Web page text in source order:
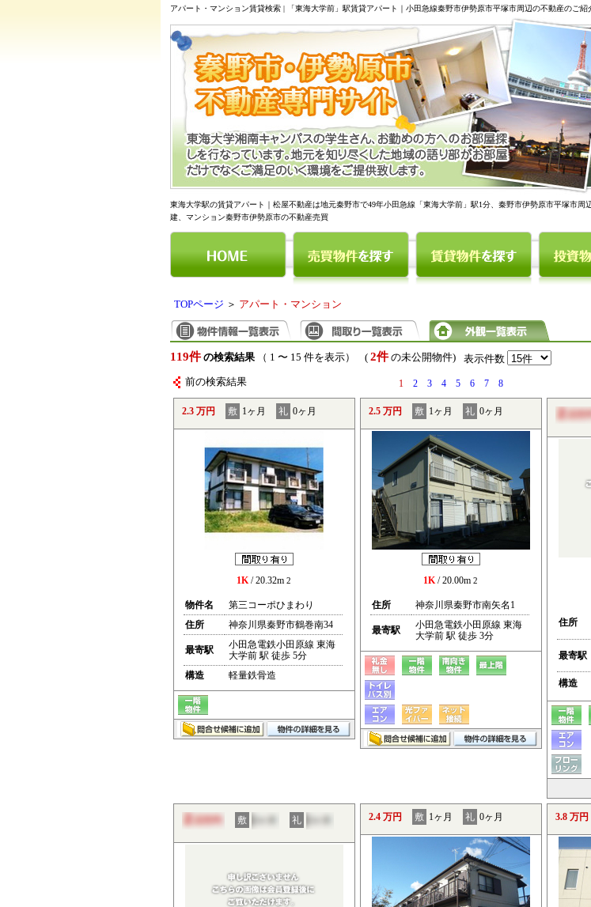
アパート・マンション賃貸検索 | 「東海大学前」駅賃貸アパート｜小田急線秦野市伊勢原市平塚市周辺の不動産のご紹
東海大学駅の賃貸アパート｜松屋不動産は地元秦野市で49年小田急線「東海大学前」駅1分、秦野市伊勢原市平塚市
建、マンション秦野市伊勢原市の不動産売買
TOPページ ＞ アパート・マンション
119件 の検索結果（ 1 〜 15 件を表示） ( 2件の未公開物件) 表示件数
前の検索結果 1 2 3 4 5 6 7 8
2.3 万円 敷 1ヶ月 礼 0ヶ月
1K/ 20.32m 2
物件名
第三コーポひまわり
住所
神奈川県秦野市鶴巻南34
最寄駅
小田急電鉄小田原線 東海
大学前 駅 徒歩 5分
構造
軽量鉄骨造
2.5 万円 敷 1ヶ月 礼 0ヶ月
1K/ 20.00m 2
住所 神奈川県秦野市南矢名1
最寄駅
小田急電鉄小田原線 東海
大学前 駅 徒歩 3分
住所
最寄駅
構造
敷 礼 2.4 万円 敷 1ヶ月 礼 0ヶ月 3.8 万円